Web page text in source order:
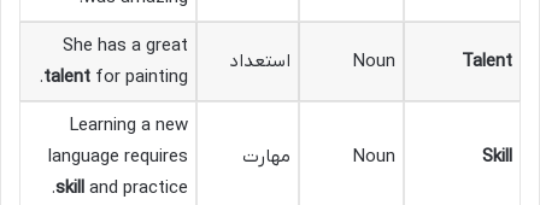
Talent
Noun استعداد
She has a great
talent for painting.
Skill
Noun مهارت
Learning a new
language requires
skill and practice.